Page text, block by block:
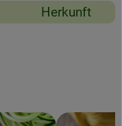
Herkunft